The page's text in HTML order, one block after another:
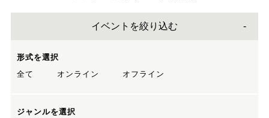
イベントを絞り込む
形式を選択
全て
オンライン オフライン
ジャンルを選択